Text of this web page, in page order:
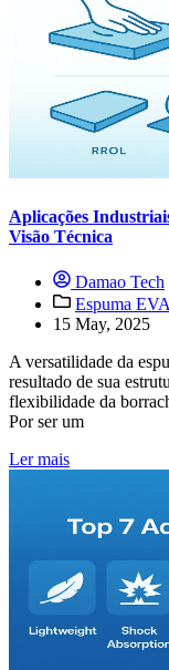
Aplicações
Visão Técnica
Damao Tech
Espuma EVA
15 May, 2025
A versatilidade da
resultado de sua
flexibilidade da
Por ser um
Ler mais